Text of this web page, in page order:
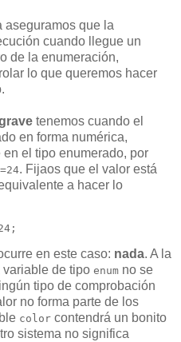
aseguramos que la
cuando llegue un
de la enumeración,
lo que queremos hacer
tenemos cuando el
en forma numérica,
el tipo enumerado, por
. Fijaos que el valor está
a hacer lo
en este caso: nada. A la
variable de tipo enum no se
tipo de comprobación
no forma parte de los
color contendrá un bonito
sistema no significa